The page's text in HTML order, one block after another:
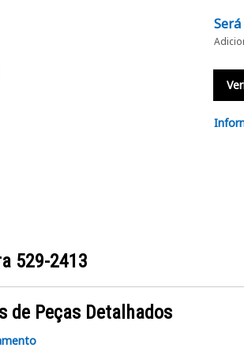
529-2413
de Peças Detalhados